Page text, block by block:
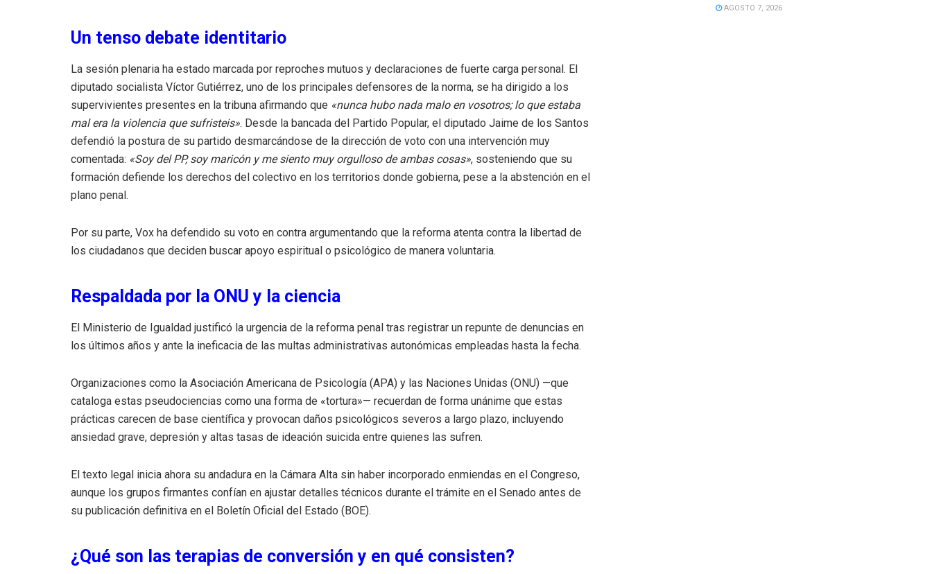
Un tenso debate identitario
La sesión plenaria ha estado marcada por reproches mutuos y declaraciones de fuerte carga personal. El
diputado socialista Víctor Gutiérrez, uno de los principales defensores de la norma, se ha dirigido a los
supervivientes presentes en la tribuna afirmando que «nunca hubo nada malo en vosotros; lo que estaba
mal era la violencia que sufristeis». Desde la bancada del Partido Popular, el diputado Jaime de los Santos
defendió la postura de su partido desmarcándose de la dirección de voto con una intervención muy
comentada: «Soy del PP, soy maricón y me siento muy orgulloso de ambas cosas», sosteniendo que su
formación defiende los derechos del colectivo en los territorios donde gobierna, pese a la abstención en el
plano penal.
Por su parte, Vox ha defendido su voto en contra argumentando que la reforma atenta contra la libertad de
los ciudadanos que deciden buscar apoyo espiritual o psicológico de manera voluntaria.
Respaldada por la ONU y la ciencia
El Ministerio de Igualdad justificó la urgencia de la reforma penal tras registrar un repunte de denuncias en
los últimos años y ante la ineficacia de las multas administrativas autonómicas empleadas hasta la fecha.
Organizaciones como la Asociación Americana de Psicología (APA) y las Naciones Unidas (ONU) —que
cataloga estas pseudociencias como una forma de «tortura»— recuerdan de forma unánime que estas
prácticas carecen de base científica y provocan daños psicológicos severos a largo plazo, incluyendo
ansiedad grave, depresión y altas tasas de ideación suicida entre quienes las sufren.
El texto legal inicia ahora su andadura en la Cámara Alta sin haber incorporado enmiendas en el Congreso,
aunque los grupos firmantes confían en ajustar detalles técnicos durante el trámite en el Senado antes de
su publicación definitiva en el Boletín Oficial del Estado (BOE).
¿Qué son las terapias de conversión y en qué consisten?
AGOSTO 7, 2026